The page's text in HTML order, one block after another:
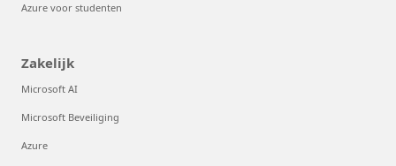
Azure voor studenten
Zakelijk
Microsoft AI
Microsoft Beveiliging
Azure